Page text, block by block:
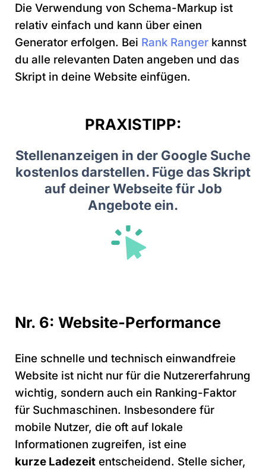
Die Verwendung von Schema-Markup ist
relativ einfach und kann über einen
Generator erfolgen. Bei Rank Ranger kannst
du alle relevanten Daten angeben und das
Skript in deine Website einfügen.
PRAXISTIPP:
Stellenanzeigen in der Google Suche
kostenlos darstellen. Füge das Skript
auf deiner Webseite für Job
Angebote ein.
Nr. 6: Website-Performance
Eine schnelle und technisch einwandfreie
Website ist nicht nur für die Nutzererfahrung
wichtig, sondern auch ein Ranking-Faktor
für Suchmaschinen. Insbesondere für
mobile Nutzer, die oft auf lokale
Informationen zugreifen, ist eine
kurze Ladezeit entscheidend. Stelle sicher,